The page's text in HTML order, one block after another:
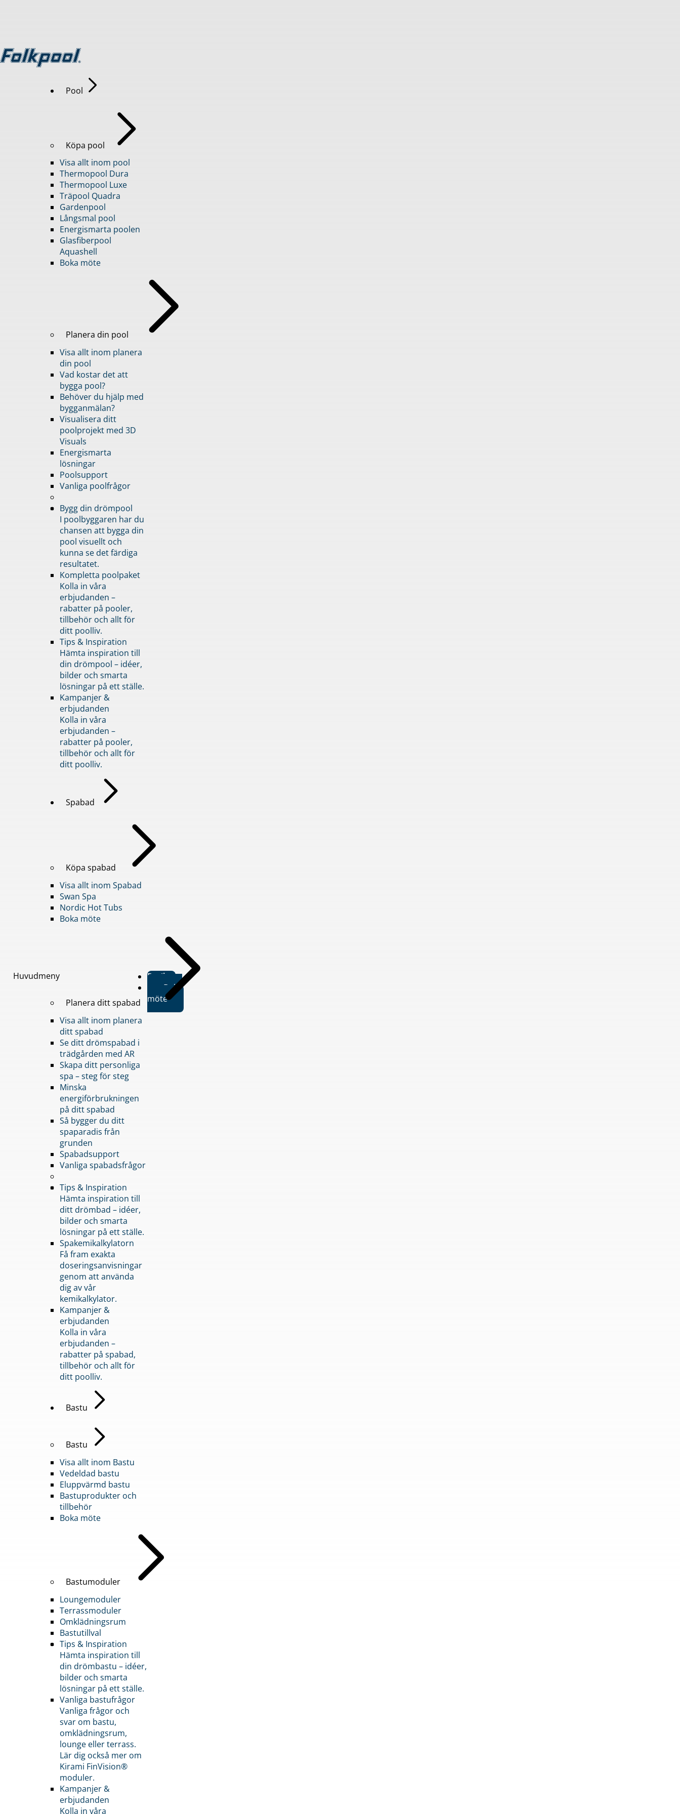
Huvudmeny
Pool
Köpa pool
Visa allt inom pool
Thermopool Dura
Thermopool Luxe
Träpool Quadra
Gardenpool
Långsmal pool
Energismarta poolen
Glasfiberpool
Aquashell
Boka möte
Planera din pool
Visa allt inom planera
din pool
Vad kostar det att
bygga pool?
Behöver du hjälp med
bygganmälan?
Visualisera ditt
poolprojekt med 3D
Visuals
Energismarta
lösningar
Poolsupport
Vanliga poolfrågor
Bygg din drömpool
I poolbyggaren har du
chansen att bygga din
pool visuellt och
kunna se det färdiga
resultatet.
Kompletta poolpaket
Kolla in våra
erbjudanden –
rabatter på pooler,
tillbehör och allt för
ditt poolliv.
Tips & Inspiration
Hämta inspiration till
din drömpool – idéer,
bilder och smarta
lösningar på ett ställe.
Kampanjer &
erbjudanden
Kolla in våra
erbjudanden –
rabatter på pooler,
tillbehör och allt för
ditt poolliv.
Spabad
Köpa spabad
Visa allt inom Spabad
Swan Spa
Nordic Hot Tubs
Boka möte
Planera ditt spabad
Visa allt inom planera
ditt spabad
Se ditt drömspabad i
trädgården med AR
Skapa ditt personliga
spa – steg för steg
Minska
energiförbrukningen
på ditt spabad
Så bygger du ditt
spaparadis från
grunden
Spabadsupport
Vanliga spabadsfrågor
Tips & Inspiration
Hämta inspiration till
ditt drömbad – idéer,
bilder och smarta
lösningar på ett ställe.
Spakemikalkylatorn
Få fram exakta
doseringsanvisningar
genom att använda
dig av vår
kemikalkylator.
Kampanjer &
erbjudanden
Kolla in våra
erbjudanden –
rabatter på spabad,
tillbehör och allt för
ditt poolliv.
Bastu
Bastu
Visa allt inom Bastu
Vedeldad bastu
Eluppvärmd bastu
Bastuprodukter och
tillbehör
Boka möte
Bastumoduler
Loungemoduler
Terrassmoduler
Omklädningsrum
Bastutillval
Tips & Inspiration
Hämta inspiration till
din drömbastu – idéer,
bilder och smarta
lösningar på ett ställe.
Vanliga bastufrågor
Vanliga frågor och
svar om bastu,
omklädningsrum,
lounge eller terrass.
Lär dig också mer om
Kirami FinVision®
moduler.
Kampanjer &
erbjudanden
Kolla in våra
Butiker
Boka
möte